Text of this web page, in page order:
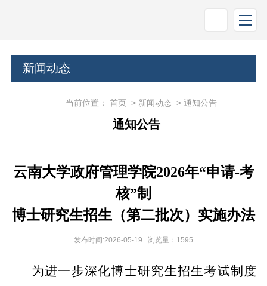
新闻动态
当前位置： 首页> 新闻动态> 通知公告
通知公告
云南大学政府管理学院2026年“申请-考
核”制
博士研究生招生（第二批次）实施办法
发布时间:2026-05-19 浏览量： 1595
为进一步深化博士研究生招生考试制度